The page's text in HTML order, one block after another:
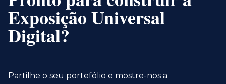
Exposição Universal
Digital?
Partilhe o seu portefólio e mostre-nos a